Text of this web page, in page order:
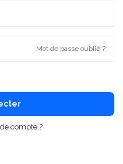
Mot de passe oublié ?
compte ?